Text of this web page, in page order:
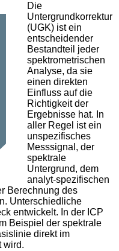
Die
Untergrundkorrektur
(UGK) ist ein
entscheidender
Bestandteil jeder
spektrometrischen
Analyse, da sie
einen direkten
Einfluss auf die
Richtigkeit der
Ergebnisse hat. In
aller Regel ist ein
unspezifisches
Messsignal, der
spektrale
Untergrund, dem
analyt-spezifischen
Berechnung des
Unterschiedliche
entwickelt. In der ICP
Beispiel der spektrale
direkt im
wird.